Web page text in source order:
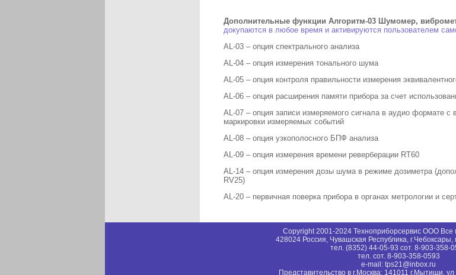
Дополнительные функции Алгоритм-03 Шумомер,
докупаются в любое время и активируются пользователем
AL-03 – опция спектрального анализа
AL-04 – опция измерения тонального шума
AL-05 – опция контроля правильности измерения
AL-06 – опция расширения памяти прибора за счет
AL-07 – опция записи измеряемого сигнала в аудио формате
маркировки измеряемых событий
AL-08 – опция узкополосного БПФ анализа
AL-09 – опция измерения времени реверберации RT60
AL-14 – опция измерения дозы шума в режиме дозиметра
RV25)
AL-20 – первичная поверка прибора в органах метрологии и
Copyright 2001-2024 Техноприборсервис ООО
428024 Россия, Чувашская Республика,
тел. (8352) 44-05-93 сот. 8-903-358-
тел. сот. 8-903-358-0593
e-mail: tps21@inbox.ru
Представительство в г.Москва: 141011 г.Мытищи,